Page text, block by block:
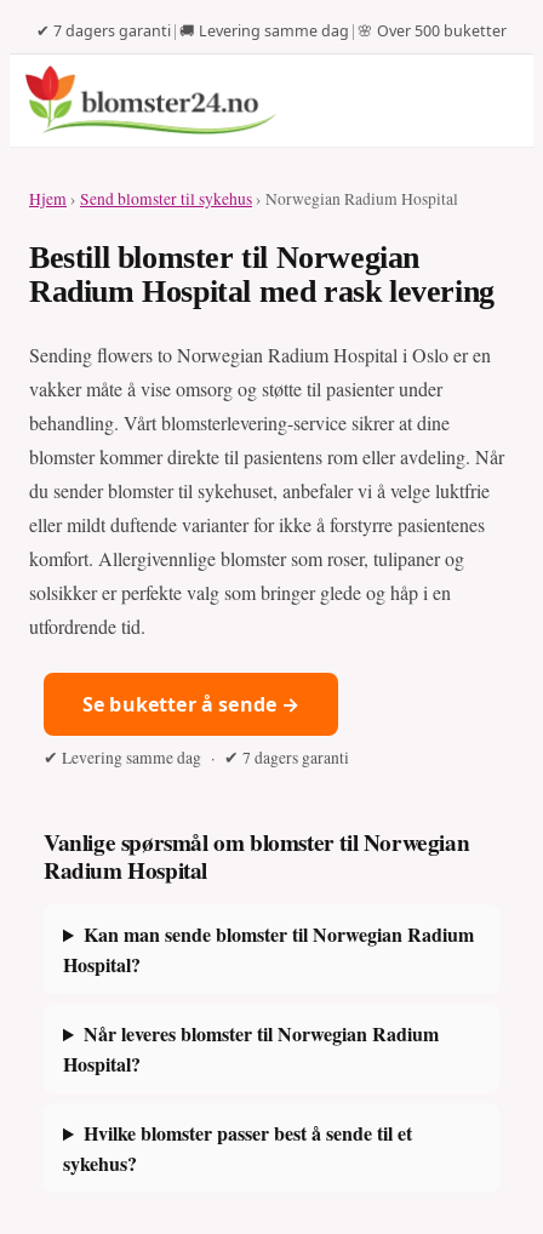
✔ 7 dagers garanti|🚚 Levering samme dag |🌸 Over 500 buketter
Hjem› Send blomster til sykehus› Norwegian Radium Hospital
Bestill blomster til Norwegian
Radium Hospital med rask levering
Sending flowers to Norwegian Radium Hospital i Oslo er en
vakker måte å vise omsorg og støtte til pasienter under
behandling. Vårt blomsterlevering-service sikrer at dine
blomster kommer direkte til pasientens rom eller avdeling. Når
du sender blomster til sykehuset, anbefaler vi å velge luktfrie
eller mildt duftende varianter for ikke å forstyrre pasientenes
komfort. Allergivennlige blomster som roser, tulipaner og
solsikker er perfekte valg som bringer glede og håp i en
utfordrende tid.
Se buketter å sende →
✔ Levering samme dag · ✔ 7 dagers garanti
Vanlige spørsmål om blomster til Norwegian
Radium Hospital
Kan man sende blomster til Norwegian Radium
Hospital?
Når leveres blomster til Norwegian Radium
Hospital?
Hvilke blomster passer best å sende til et
sykehus?